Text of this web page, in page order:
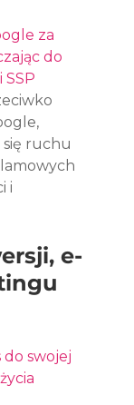
za
do
SSP
się ruchu
i
e-
do swojej